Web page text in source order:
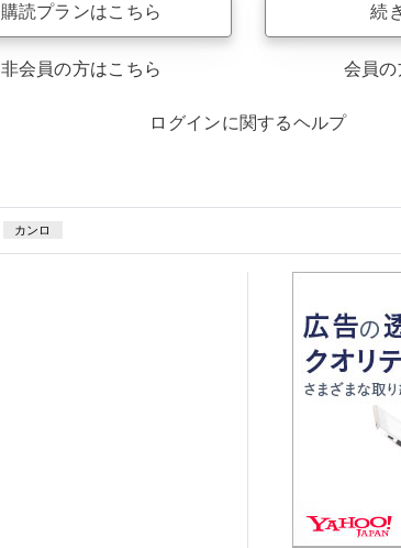
購読プランはこちら
非会員の方はこちら
続
会員の
ログインに関するヘルプ
カンロ